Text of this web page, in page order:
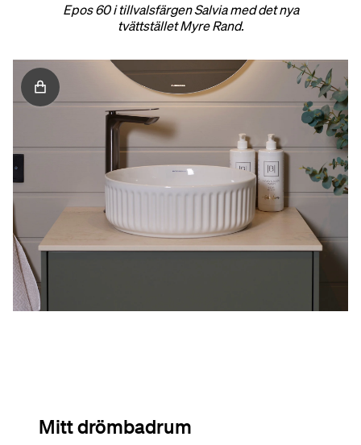
Epos 60 i tillvalsfärgen Salvia med det nya
tvättstället Myre Rand.
Mitt drömbadrum